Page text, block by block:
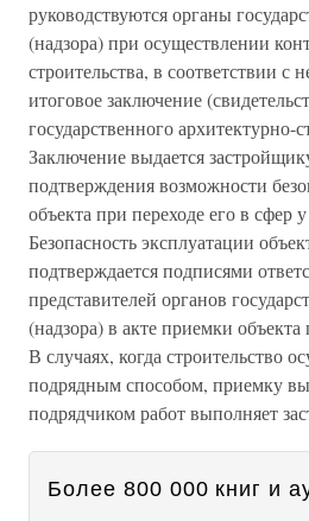
руководствуются органы
(надзора) при осуществлении
строительства, в соответствии с
итоговое заключение
государственного архитектурно-
Заключение выдается
подтверждения возможности
объекта при переходе его в сфер
Безопасность эксплуатации
подтверждается подписями
представителей органов
(надзора) в акте приемки
В случаях, когда строительство
подрядным способом, приемку
подрядчиком работ выполняет
Более 800 000 книг и